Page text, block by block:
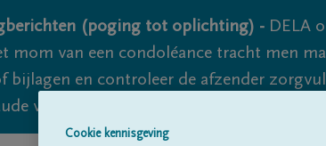
(poging tot oplichting) - DELA
mom van een condoléance tracht men
bijlagen en controleer de afzender
vallen echter nooit volledig uit te
Cookie kennisgeving